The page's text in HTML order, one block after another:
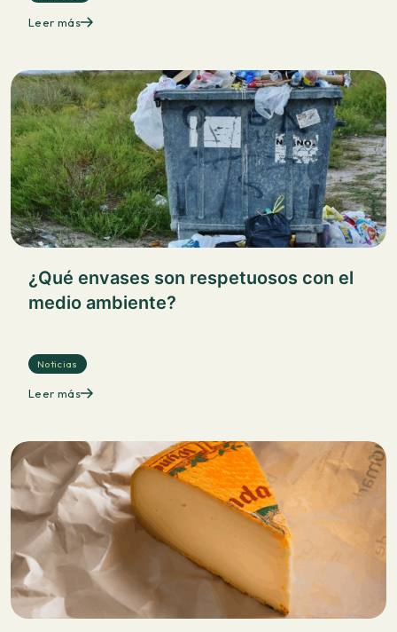
Leer más
¿Qué envases son respetuosos con el
medio ambiente?
Noticias
Leer más